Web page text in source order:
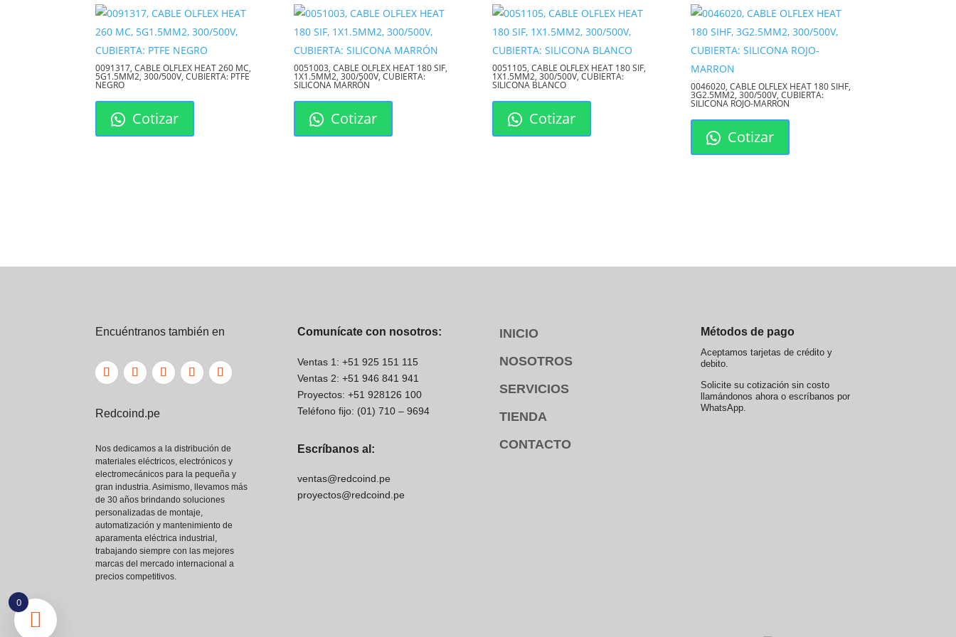
0091317, CABLE OLFLEX HEAT 260 MC,
5G1.5MM2, 300/500V, CUBIERTA: PTFE
NEGRO
Cotizar
0051003, CABLE OLFLEX HEAT 180 SIF,
1X1.5MM2, 300/500V, CUBIERTA:
SILICONA MARRÓN
Cotizar
0051105, CABLE OLFLEX HEAT 180 SIF,
1X1.5MM2, 300/500V, CUBIERTA:
SILICONA BLANCO
Cotizar
0046020, CABLE OLFLEX HEAT 180 SIHF,
3G2.5MM2, 300/500V, CUBIERTA:
SILICONA ROJO-MARRON
Cotizar
Encuéntranos también en
Redcoind.pe
Nos dedicamos a la distribución de
materiales eléctricos, electrónicos y
electromecánicos para la pequeña y
gran industria. Asimismo, llevamos más
de 30 años brindando soluciones
personalizadas de montaje,
automatización y mantenimiento de
aparamenta eléctrica industrial,
trabajando siempre con las mejores
marcas del mercado internacional a
precios competitivos.
Comunícate con nosotros:
Ventas 1: +51 925 151 115
Ventas 2: +51 946 841 941
Proyectos: +51 928126 100
Teléfono fijo: (01) 710 – 9694
Escríbanos al:
ventas@redcoind.pe
proyectos@redcoind.pe
INICIO
NOSOTROS
SERVICIOS
TIENDA
CONTACTO
Métodos de pago
Aceptamos tarjetas de crédito y
debito.
Solicite su cotización sin costo
llamándonos ahora o escríbanos por
WhatsApp.
0